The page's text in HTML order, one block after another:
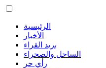
الرئيسية
الأخبار
بريد القراء
الساحل والصحراء
رأي حر